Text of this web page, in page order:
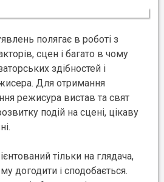
полягає в роботі з
сцен і багато в чому
здібностей і
Для отримання
режисура вистав та свят
подій на сцені, цікаву
тільки на глядача,
догодити і сподобається.